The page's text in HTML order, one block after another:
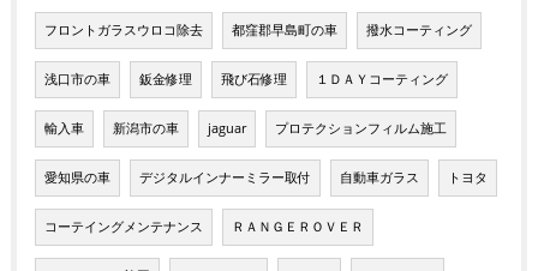
フロントガラスウロコ除去 都窪郡早島町の車 撥水コーティング
浅口市の車 鈑金修理 飛び石修理 １ＤＡＹコーティング
輸入車 新潟市の車 jaguar プロテクションフィルム施工
愛知県の車 デジタルインナーミラー取付 自動車ガラス トヨタ
コーテイングメンテナンス ＲＡＮＧＥＲＯＶＥＲ